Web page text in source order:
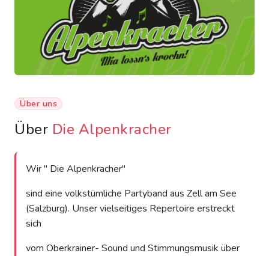
Über uns
Über Die Alpenkracher
Wir '' Die Alpenkracher''
sind eine volkstümliche Partyband aus Zell am See
(Salzburg). Unser vielseitiges Repertoire erstreckt
sich
vom Oberkrainer- Sound und Stimmungsmusik über